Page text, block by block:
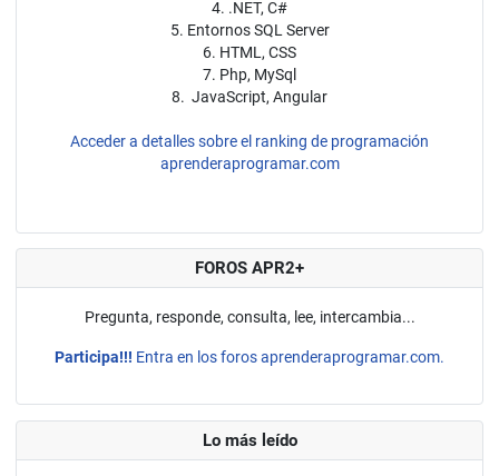
4. .NET, C#
5. Entornos SQL Server
6. HTML, CSS
7. Php, MySql
8. JavaScript, Angular
Acceder a detalles sobre el ranking de programación
aprenderaprogramar.com
FOROS APR2+
Pregunta, responde, consulta, lee, intercambia...
Participa!!! Entra en los foros aprenderaprogramar.com.
Lo más leído